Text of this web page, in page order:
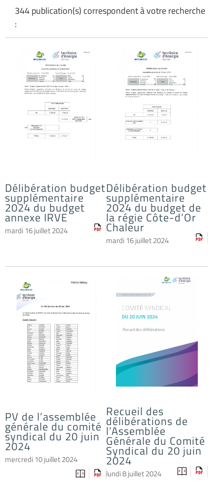
344 publication(s) correspondent à votre recherche
:
Délibération budget
supplémentaire
2024 du budget
annexe IRVE
mardi 16 juillet 2024
Délibération budget
supplémentaire
2024 du budget de
la régie Côte-d’Or
Chaleur
mardi 16 juillet 2024
PV de l’assemblée
générale du comité
syndical du 20 juin
2024
mercredi 10 juillet 2024
Recueil des
délibérations de
l’Assemblée
Générale du Comité
Syndical du 20 juin
2024
lundi 8 juillet 2024